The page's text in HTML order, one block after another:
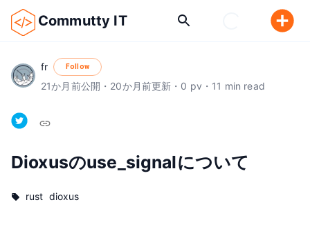
Commutty IT
fr Follow
21か月前公開 ・ 20か月前更新 ・ 0 pv ・ 11 min read
Dioxusのuse_signalについて
rust dioxus